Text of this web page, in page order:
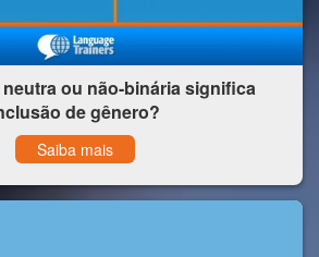
ou não-binária significa
de gênero?
Saiba mais